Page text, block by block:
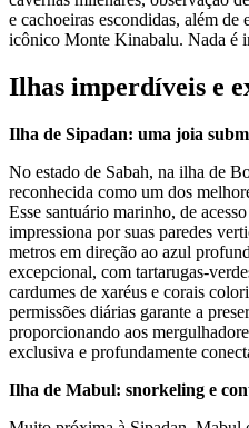
e cachoeiras escondidas, além de
icônico Monte Kinabalu. Nada é
Ilhas imperdíveis e
Ilha de Sipadan: uma joia
No estado de Sabah, na ilha de
reconhecida como um dos
Esse santuário marinho, de
impressiona por suas paredes
metros em direção ao azul
excepcional, com tartarugas-
cardumes de xaréus e corais
permissões diárias garante a
proporcionando aos
exclusiva e profundamente
Ilha de Mabul: snorkeling e